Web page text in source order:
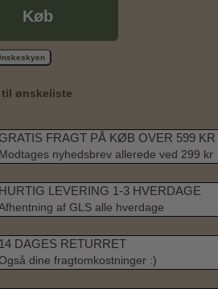
Køb
ønskeliste
GRATIS FRAGT PÅ KØB OVER 599 KR
Modtages nyhedsbrev allerede ved 299 kr
HURTIG LEVERING 1-3 HVERDAGE
af GLS alle hverdage
14 DAGES RETURRET
dine fragtomkostninger :)